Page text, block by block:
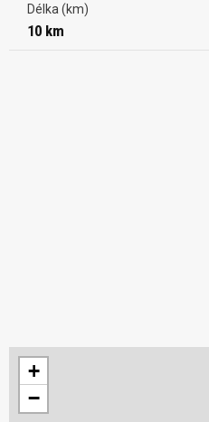
Délka (km)
10 km
+
−